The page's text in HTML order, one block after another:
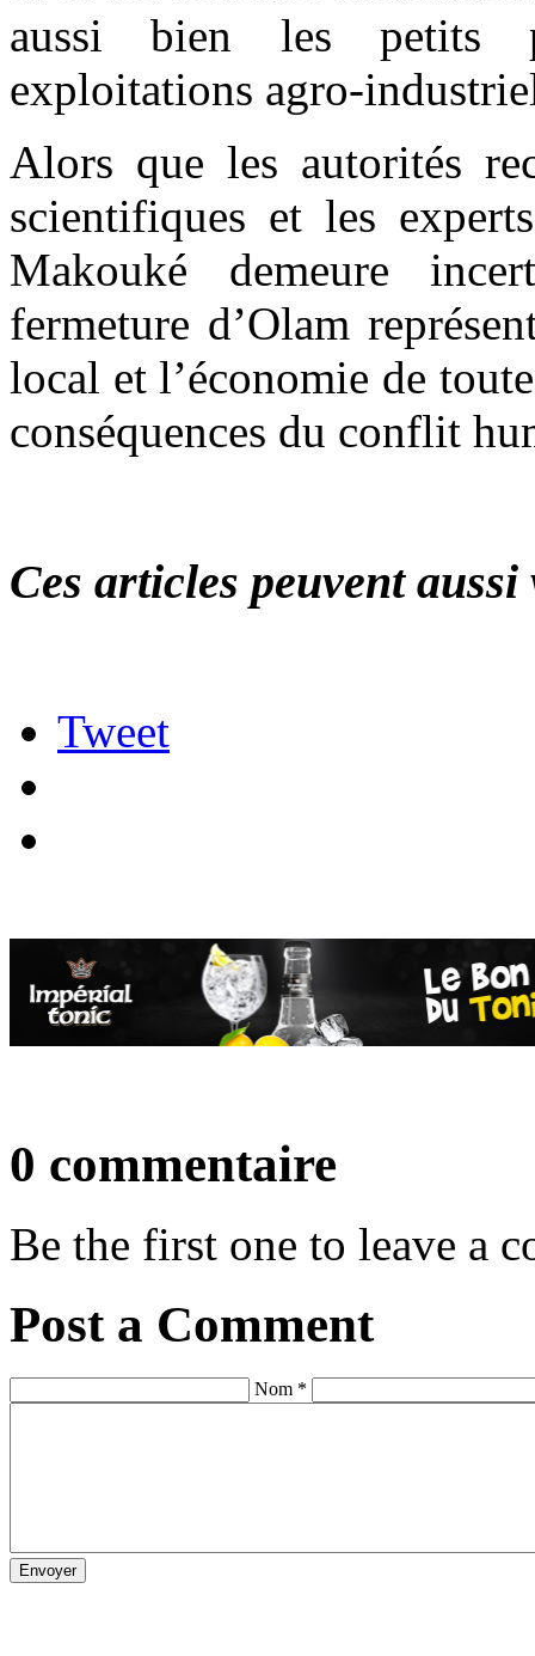
aussi bien les petits
exploitations agro-
Alors que les autorités
scientifiques et les
Makouké demeure
fermeture d’Olam
local et l’économie de
conséquences du conflit
Ces articles peuvent
Tweet
0 commentaire
Be the first one to leave a
Post a Comment
Nom *